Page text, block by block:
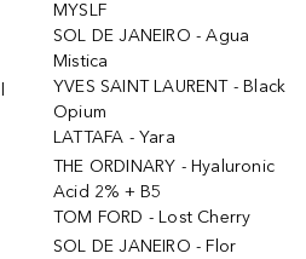
MYSLF
SOL DE JANEIRO - Agua
Mistica
YVES SAINT LAURENT - Black
Opium
LATTAFA - Yara
THE ORDINARY - Hyaluronic
Acid 2% + B5
TOM FORD - Lost Cherry
SOL DE JANEIRO - Flor